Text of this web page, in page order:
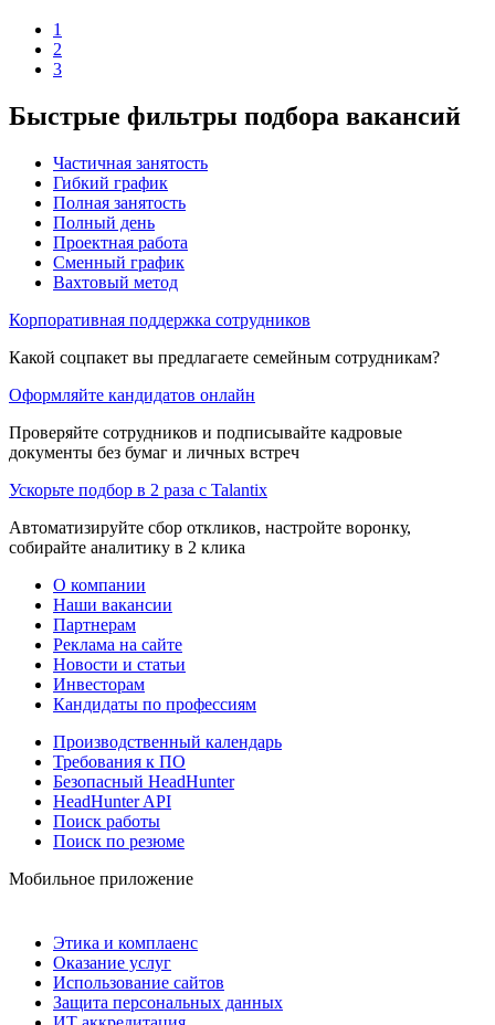
1
2
3
Быстрые фильтры подбора вакансий
Частичная занятость
Гибкий график
Полная занятость
Полный день
Проектная работа
Сменный график
Вахтовый метод
Корпоративная поддержка сотрудников
Какой соцпакет вы предлагаете семейным сотрудникам?
Оформляйте кандидатов онлайн
Проверяйте сотрудников и подписывайте кадровые
документы без бумаг и личных встреч
Ускорьте подбор в 2 раза с Talantix
Автоматизируйте сбор откликов, настройте воронку,
собирайте аналитику в 2 клика
О компании
Наши вакансии
Партнерам
Реклама на сайте
Новости и статьи
Инвесторам
Кандидаты по профессиям
Производственный календарь
Требования к ПО
Безопасный HeadHunter
HeadHunter API
Поиск работы
Поиск по резюме
Мобильное приложение
Этика и комплаенс
Оказание услуг
Использование сайтов
Защита персональных данных